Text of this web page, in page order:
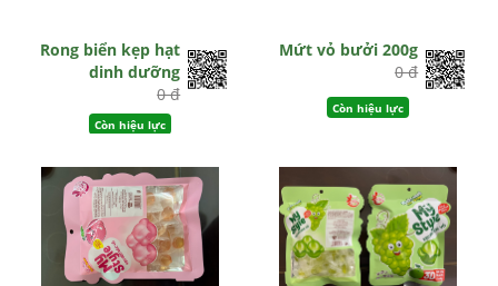
Rong biển kẹp hạt
dinh dưỡng
0 đ
Còn hiệu lực
Mứt vỏ bưởi 200g
0 đ
Còn hiệu lực